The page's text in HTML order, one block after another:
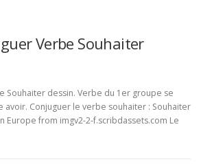
Verbe Souhaiter
Souhaiter dessin. Verbe du 1er groupe se
avoir. Conjuguer le verbe souhaiter : Souhaiter
Europe from imgv2-2-f.scribdassets.com Le